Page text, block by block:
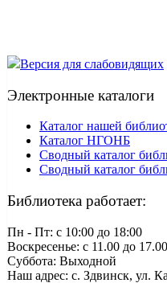
Версия для слабовидящих
Электронные каталоги
Каталог нашей
Каталог НГОНБ
Сводный каталог
Сводный каталог
Библиотека работает:
Пн - Пт: c 10:00 до 18:00
Воскресенье: с 11.00 до 17.00
Суббота: Выходной
Наш адрес: с. Здвинск, ул.